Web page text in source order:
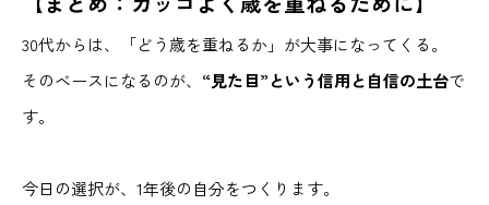
30代からは、「どう歳を重ねるか」が大事になってくる。
そのベースになるのが、 “見た目”という信用と自信の土台で
す。
今日の選択が、1年後の自分をつくります。